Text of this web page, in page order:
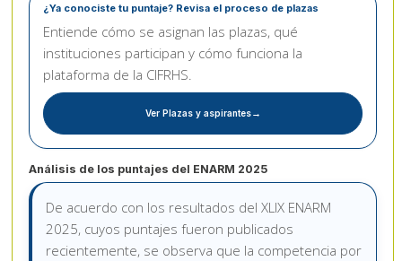
¿Ya conociste tu puntaje? Revisa el proceso de plazas
Entiende cómo se asignan las plazas, qué
instituciones participan y cómo funciona la
plataforma de la CIFRHS.
Ver Plazas y aspirantes
Análisis de los puntajes del ENARM 2025
De acuerdo con los resultados del XLIX ENARM
2025, cuyos puntajes fueron publicados
recientemente, se observa que la competencia por